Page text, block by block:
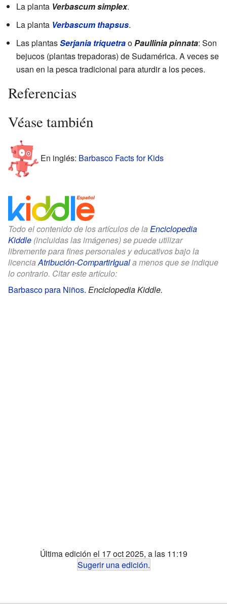
La planta Verbascum simplex.
La planta Verbascum thapsus.
Las plantasSerjania triquetraoPaullinia pinnata: Son
bejucos (plantas trepadoras) de Sudamérica. A veces se
usan en la pesca tradicional para aturdir a los peces.
Referencias
Véase también
En inglés: Barbasco Facts for Kids
Todo el contenido de los artículos de la Enciclopedia
Kiddle (incluidas las imágenes) se puede utilizar
libremente para fines personales y educativos bajo la
licenciaAtribución-CompartirIguala menos que se indique
lo contrario. Citar este artículo:
Barbasco para Niños. Enciclopedia Kiddle.
Última edición el 17 oct 2025, a las 11:19
Sugerir una edición.